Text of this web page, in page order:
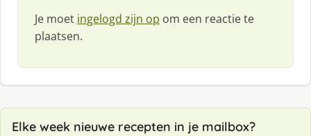
Je moet ingelogd zijn op om een reactie te
plaatsen.
Elke week nieuwe recepten in je mailbox?